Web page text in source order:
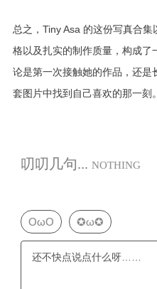
总之，Tiny Asa 的这份写真合
格以及扎实的制作质量，构成
论是第一次接触她的作品，还
套图片中找到自己喜欢的那一刻。
叨叨几句... NOTHING
OωO ✪ω✪